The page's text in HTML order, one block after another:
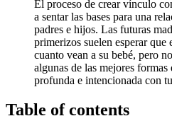
El proceso de crear vínculo
a sentar las bases para una
padres e hijos. Las futuras
primerizos suelen esperar
cuanto vean a su bebé, pero
algunas de las mejores
profunda e intencionada con
Table of contents